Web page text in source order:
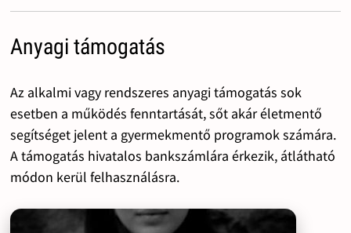
Anyagi támogatás
Az alkalmi vagy rendszeres anyagi támogatás sok
esetben a működés fenntartását, sőt akár életmentő
segítséget jelent a gyermekmentő programok számára.
A támogatás hivatalos bankszámlára érkezik, átlátható
módon kerül felhasználásra.